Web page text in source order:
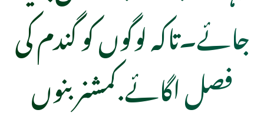
جائے۔تاکہ لوگوں کو گندم کی
فصل اگائے.کمشنر بنوں